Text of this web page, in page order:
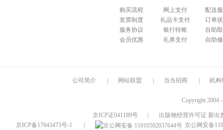
购买流程
发票制度
服务协议
会员优惠
网上支付
礼品卡支付
银行转账
礼券支付
配送
订单
自助
自助
公司简介 网站联盟 当当招商 机构
Copyright 2004
京ICP证041189号
出版物经营许可证 新出
京ICP备17043473号-1
京公网安备